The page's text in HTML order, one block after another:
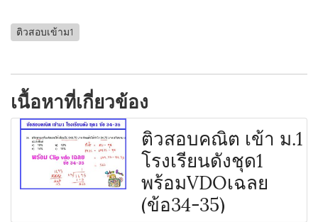
ติวสอบเข้าม1
เนื้อหาที่เกี่ยวข้อง
ติวสอบคณิต เข้า ม.1
โรงเรียนดังชุด1
พร้อมVDOเฉลย
(ข้อ34-35)